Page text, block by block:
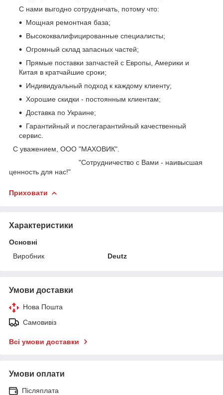
С нами выгодно сотрудничать, потому что:
Мощная ремонтная база;
Высококвалифицированные специалисты;
Огромный склад запасных частей;
Прямые поставки запчастей с Европы, Америки и
Китая в кратчайшие сроки;
Индивидуальный подход к каждому клиенту;
Хорошие скидки - постоянным клиентам;
Доставка по Украине;
Гарантийный и послегарантийный качественный
сервис.
С уважением, ООО "МАХОВИК".
"Сотрудничество с Вами - наивысшая
ценность для нас!"
Приховати
Характеристики
Основні
Виробник
Deutz
Умови доставки
Нова Пошта
Самовивіз
Всі умови доставки
Умови оплати
Післяплата